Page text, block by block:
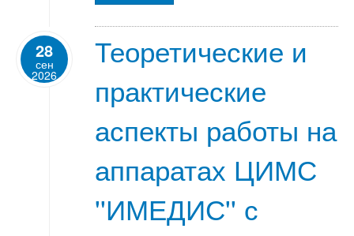
28
сен
2026
Теоретические и
практические
аспекты работы на
аппаратах ЦИМС
''ИМЕДИС'' с